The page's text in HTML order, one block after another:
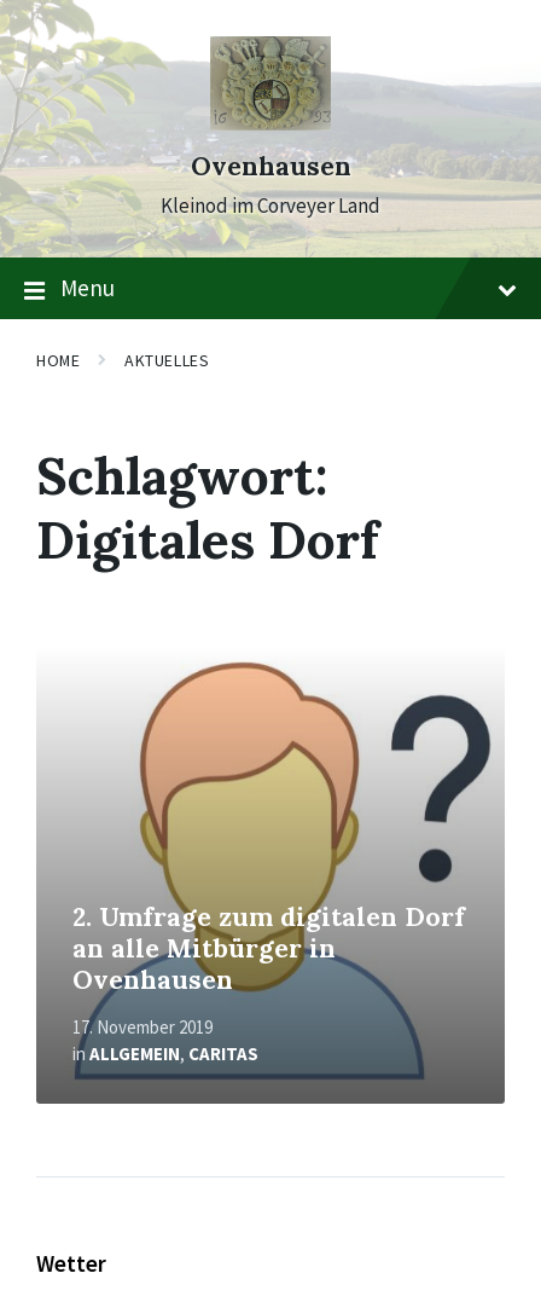
Skip
to
content
Skip
to
main
navigation
Skip
to
footer
Ovenhausen
Kleinod im Corveyer Land
Menu
HOME AKTUELLES
Schlagwort:
Digitales Dorf
2. Umfrage zum digitalen Dorf
an alle Mitbürger in
Ovenhausen
17. November 2019
in ALLGEMEIN, CARITAS
Wetter